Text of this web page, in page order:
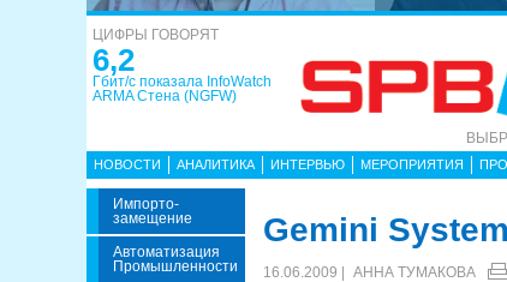
ЦИФРЫ ГОВОРЯТ
6,2
Гбит/с показала InfoWatch
ARMA Стена (NGFW)
НОВОСТИ АНАЛИТИКА ИНТЕРВЬЮ МЕРОПРИЯТИЯ
Импорто­
Замещение
Автоматизация
Промышленности
Gemini
16.06.2009 | АННА ТУМАКОВА